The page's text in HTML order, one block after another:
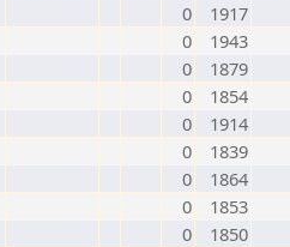
0
1917
0
1943
0
1879
0
1854
0
1914
0
1839
0
1864
0
1853
0
1850